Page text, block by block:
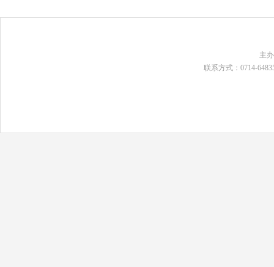
主
联系方式：0714-